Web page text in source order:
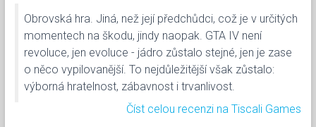
Obrovská hra. Jiná, než její předchůdci, což je v určitých
momentech na škodu, jindy naopak. GTA IV není
revoluce, jen evoluce - jádro zůstalo stejné, jen je zase
o něco vypilovanější. To nejdůležitější však zůstalo:
výborná hratelnost, zábavnost i trvanlivost.
Číst celou recenzi na Tiscali Games